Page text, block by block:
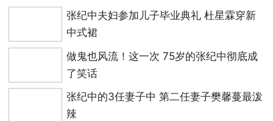
张纪中夫妇参加儿子毕业典礼 杜星霖穿新
中式裙
做鬼也风流！这一次 75岁的张纪中彻底成
了笑话
张纪中的3任妻子中 第二任妻子樊馨蔓最泼
辣